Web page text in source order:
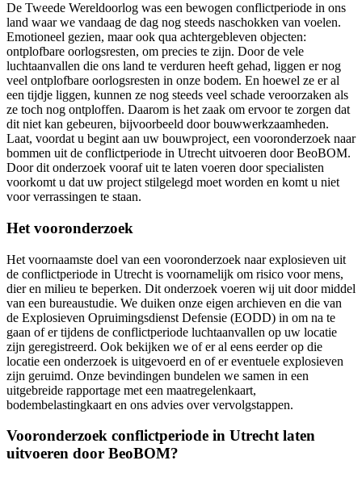
De Tweede Wereldoorlog was een bewogen conflictperiode in ons
land waar we vandaag de dag nog steeds naschokken van voelen.
Emotioneel gezien, maar ook qua achtergebleven objecten:
ontplofbare oorlogsresten, om precies te zijn. Door de vele
luchtaanvallen die ons land te verduren heeft gehad, liggen er nog
veel ontplofbare oorlogsresten in onze bodem. En hoewel ze er al
een tijdje liggen, kunnen ze nog steeds veel schade veroorzaken als
ze toch nog ontploffen. Daarom is het zaak om ervoor te zorgen dat
dit niet kan gebeuren, bijvoorbeeld door bouwwerkzaamheden.
Laat, voordat u begint aan uw bouwproject, een vooronderzoek naar
bommen uit de conflictperiode in Utrecht uitvoeren door BeoBOM.
Door dit onderzoek vooraf uit te laten voeren door specialisten
voorkomt u dat uw project stilgelegd moet worden en komt u niet
voor verrassingen te staan.
Het vooronderzoek
Het voornaamste doel van een vooronderzoek naar explosieven uit
de conflictperiode in Utrecht is voornamelijk om risico voor mens,
dier en milieu te beperken. Dit onderzoek voeren wij uit door middel
van een bureaustudie. We duiken onze eigen archieven en die van
de Explosieven Opruimingsdienst Defensie (EODD) in om na te
gaan of er tijdens de conflictperiode luchtaanvallen op uw locatie
zijn geregistreerd. Ook bekijken we of er al eens eerder op die
locatie een onderzoek is uitgevoerd en of er eventuele explosieven
zijn geruimd. Onze bevindingen bundelen we samen in een
uitgebreide rapportage met een maatregelenkaart,
bodembelastingkaart en ons advies over vervolgstappen.
Vooronderzoek conflictperiode in Utrecht laten
uitvoeren door BeoBOM?